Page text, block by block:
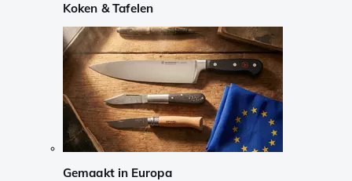
Koken & Tafelen
Gemaakt in Europa